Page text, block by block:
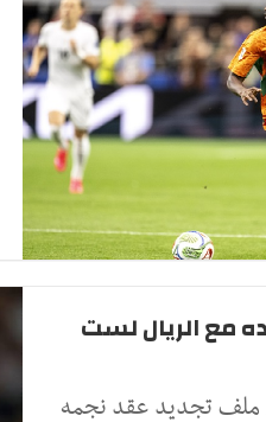
مع الريال لست
ملف تجديد عقد نجمه